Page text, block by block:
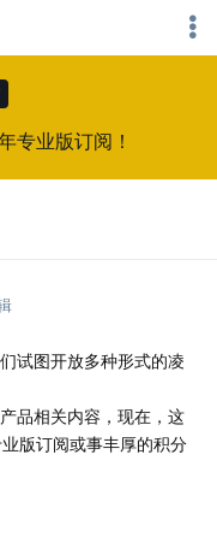
专业版订阅！
试图开放多种形式的凌
品相关内容，现在，这
版订阅或事丰厚的积分